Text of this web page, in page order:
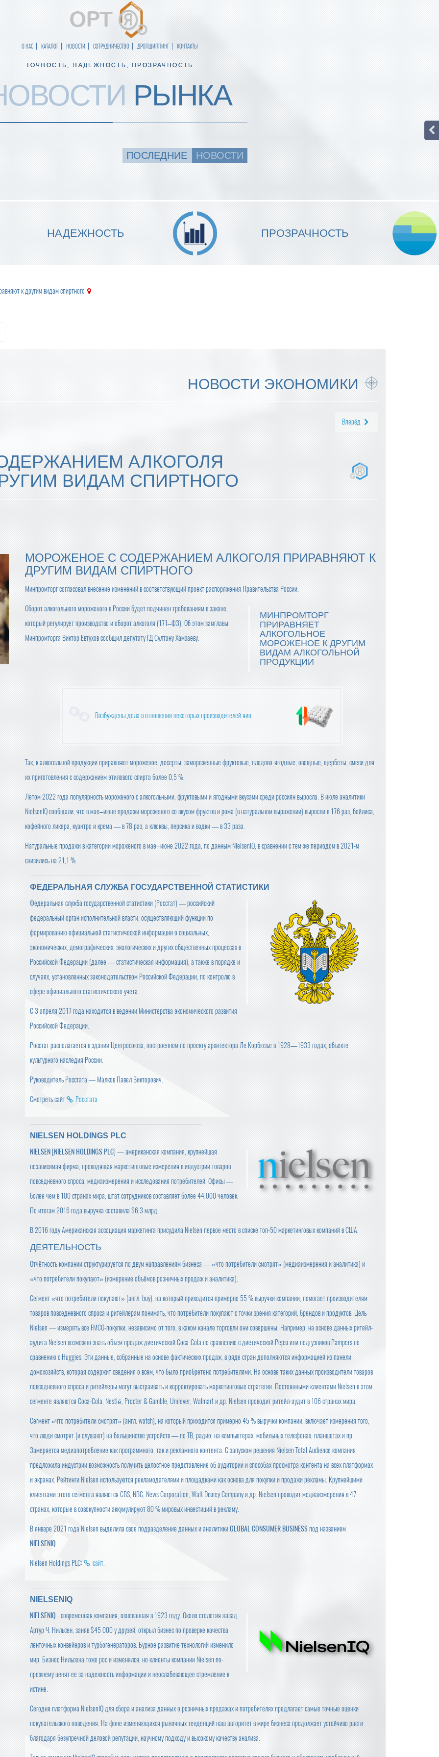
О НАС КАТАЛОГ НОВОСТИ СОТРУДНИЧЕСТВО ДРОПШИППИНГ КОНТАКТЫ
ТОЧНОСТЬ, НАДЁЖНОСТЬ, ПРОЗРАЧНОСТЬ
РЫНКА
ПОСЛЕДНИЕ НОВОСТИ
МЫ ГАРАНТИРУЕМ ТОЧНОСТЬ
ИСПОЛНЕНИЯ
НАДЕЖНОСТЬ
МЫ ОБЕСПЕЧИВАЕМ
НАДЕЖНОСТЬ ИСПОЛНЕНИЯ
ПРОЗРАЧНОСТЬ
к другим видам спиртного
НОВОСТИ ЭКОНОМИКИ
Вперёд
АЛКОГОЛЯ
ВИДАМ СПИРТНОГО
МОРОЖЕНОЕ С СОДЕРЖАНИЕМ АЛКОГОЛЯ ПРИРАВНЯЮТ К
ДРУГИМ ВИДАМ СПИРТНОГО
Минпромторг согласовал внесение изменений в соответствующий проект распоряжения Правительства России.
МИНПРОМТОРГ
ПРИРАВНЯЕТ
АЛКОГОЛЬНОЕ
МОРОЖЕНОЕ К ДРУГИМ
ВИДАМ АЛКОГОЛЬНОЙ
ПРОДУКЦИИ
Оборот алкогольного мороженого в России будет подчинен требованиям в законе,
который регулирует производство и оборот алкоголя (171–ФЗ). Об этом замглавы
Минпромторга Виктор Евтухов сообщил депутату ГД Султану Хамзаеву.
Возбуждены дела в отношении некоторых производителей яиц
Так, к алкогольной продукции приравняют мороженое, десерты, замороженные фруктовые, плодово-ягодные, овощные, щербеты, смеси для
их приготовления с содержанием этилового спирта более 0,5 %.
Летом 2022 года популярность мороженого с алкогольными, фруктовыми и ягодными вкусами среди россиян выросла. В июле аналитики
NielsenIQ сообщали, что в мае–июне продажи мороженого со вкусом фруктов и рома (в натуральном выражении) выросли в 176 раз, бейлиса,
кофейного ликера, куантро и крема — в 78 раз, а клюквы, персика и водки — в 33 раза.
Натуральные продажи в категории мороженого в мае–июне 2022 года, по данным NielsenIQ, в сравнении с тем же периодом в 2021-м
снизились на 21,1 %.
ФЕДЕРАЛЬНАЯ СЛУЖБА ГОСУДАРСТВЕННОЙ СТАТИСТИКИ
Федеральная служба государственной статистики (Росстат) — российский
федеральный орган исполнительной власти, осуществляющий функции по
формированию официальной статистической информации о социальных,
экономических, демографических, экологических и других общественных процессах в
Российской Федерации (далее — статистическая информация), а также в порядке и
случаях, установленных законодательством Российской Федерации, по контролю в
сфере официального статистического учета.
С 3 апреля 2017 года находится в ведении Министерства экономического развития
Российской Федерации.
Росстат располагается в здании Центросоюза, построенном по проекту архитектора Ле Корбюзье в 1928—1933 годах, объекте
культурного наследия России.
Руководитель Росстата — Малков Павел Викторович.
Смотреть сайт Росстата
NIELSEN HOLDINGS PLC
NIELSEN [NIELSEN HOLDINGS PLC] — американская компания, крупнейшая
независимая фирма, проводящая маркетинговые измерения в индустрии товаров
повседневного спроса, медиаизмерения и исследования потребителей. Офисы —
более чем в 100 странах мира, штат сотрудников составляет более 44,000 человек.
По итогам 2016 года выручка составила $6,3 млрд.
В 2016 году Американская ассоциация маркетинга присудила Nielsen первое место в списке топ-50 маркетинговых компаний в США.
ДЕЯТЕЛЬНОСТЬ
Отчётность компании структурируется по двум направлениям бизнеса — «что потребители смотрят» (медиаизмерения и аналитика) и
«что потребители покупают» (измерение объёмов розничных продаж и аналитика).
Сегмент «что потребители покупают» (англ. buy), на который приходится примерно 55 % выручки компании, помогает производителям
товаров повседневного спроса и ритейлерам понимать, что потребители покупают с точки зрения категорий, брендов и продуктов. Цель
Nielsen — измерять все FMCG-покупки, независимо от того, в каком канале торговли они совершены. Например, на основе данных ритейл-
аудита Nielsen возможно знать объём продаж диетической Coca-Cola по сравнению с диетической Pepsi или подгузников Pampers по
сравнению с Huggies. Эти данные, собранные на основе фактических продаж, в ряде стран дополняются информацией из панели
домохозяйств, которая содержит сведения о всем, что было приобретено потребителями. На основе таких данных производители товаров
повседневного спроса и ритейлеры могут выстраивать и корректировать маркетинговые стратегии. Постоянными клиентами Nielsen в этом
сегменте являются Coca-Cola, Nestlé, Procter & Gamble, Unilever, Walmart и др. Nielsen проводит ритейл-аудит в 106 странах мира.
Сегмент «что потребители смотрят» (англ. watch), на который приходится примерно 45 % выручки компании, включает измерения того,
что люди смотрят (и слушают) на большинстве устройств — по ТВ, радио, на компьютерах, мобильных телефонах, планшетах и пр.
Замеряется медиапотребление как программного, так и рекламного контента. С запуском решения Nielsen Total Audience компания
предложила индустрии возможность получить целостное представление об аудитории и способах просмотра контента на всех платформах
и экранах. Рейтинги Nielsen используются рекламодателями и площадками как основа для покупки и продажи рекламы. Крупнейшими
клиентами этого сегмента являются CBS, NBC, News Corporation, Walt Disney Company и др. Nielsen проводит медиаизмерения в 47
странах, которые в совокупности аккумулируют 80 % мировых инвестиций в рекламу.
В январе 2021 года Nielsen выделила свое подразделение данных и аналитикиGLOBAL CONSUMER BUSINESSпод названием
NIELSENIQ
Nielsen Holdings PLC: сайт
NIELSENIQ
NIELSENIQ - cовременная компания, основанная в 1923 году. Около столетия назад
Артур Ч. Нильсен, заняв $45 000 у друзей, открыл бизнес по проверке качества
ленточных конвейеров и турбогенераторов. Бурное развитие технологий изменило
мир. Бизнес Нильсена тоже рос и изменялся, но клиенты компании Nielsen по-
прежнему ценят ее за надежность информации и неослабевающее стремление к
истине.
Сегодня платформа NielsenIQ для сбора и анализа данных о розничных продажах и потребителях предлагает самые точные оценки
покупательского поведения. На фоне изменяющихся рыночных тенденций наш авторитет в мире бизнеса продолжает устойчиво расти
благодаря безупречной деловой репутации, научному подходу и высокому качеству анализа.